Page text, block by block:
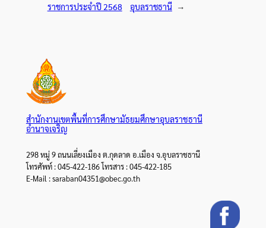
ราชการประจำปี 2568
อุบลราชธานี →
สำนักงานเขตพื้นที่การศึกษามัธยมศึกษาอุบลราชธานี
อำนาจเจริญ
298 หมู่ 9 ถนนเลี่ยงเมือง ต.กุดลาด อ.เมือง จ.อุบลราชธานี
โทรศัพท์ : 045-422-186 โทรสาร : 045-422-185
E-Mail : saraban04351@obec.go.th